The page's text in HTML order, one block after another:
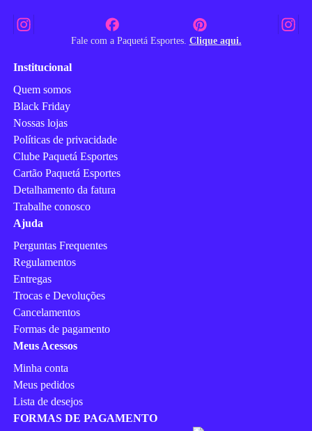
Fale com a Paquetá Esportes. Clique aqui.
Institucional
Quem somos
Black Friday
Nossas lojas
Políticas de privacidade
Clube Paquetá Esportes
Cartão Paquetá Esportes
Detalhamento da fatura
Trabalhe conosco
Ajuda
Perguntas Frequentes
Regulamentos
Entregas
Trocas e Devoluções
Cancelamentos
Formas de pagamento
Meus Acessos
Minha conta
Meus pedidos
Lista de desejos
FORMAS DE PAGAMENTO